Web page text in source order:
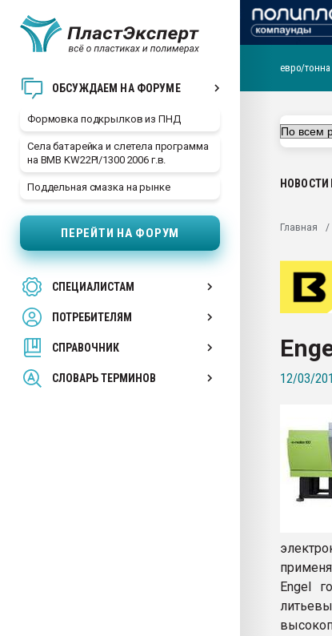
ОБСУЖДАЕМ НА ФОРУМЕ
Формовка подкрылков из ПНД
Села батарейка и слетела программа
на BMB KW22PI/1300 2006 г.в.
Поддельная смазка на рынке
ПЕРЕЙТИ НА ФОРУМ
СПЕЦИАЛИСТАМ
ПОТРЕБИТЕЛЯМ
СПРАВОЧНИК
СЛОВАРЬ ТЕРМИНОВ
29.07.2026 ФРП
Вакуум-
28.07.2026
первый план в
пластмасс
ситуацией на
Всё, что
бутылок
евро/тонна
НОВОСТИ
Главная
12/03/
Engel